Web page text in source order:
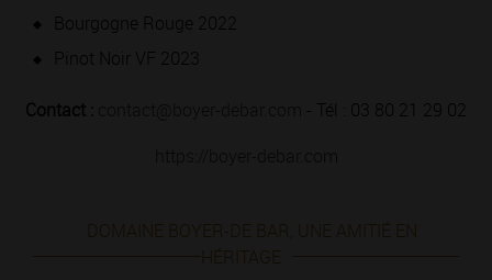
Bourgogne Rouge 2022
Pinot Noir VF 2023
Contact :
- Tél : 03 80 21 29 02
DOMAINE BOYER-DE BAR, UNE AMITIÉ EN
HÉRITAGE